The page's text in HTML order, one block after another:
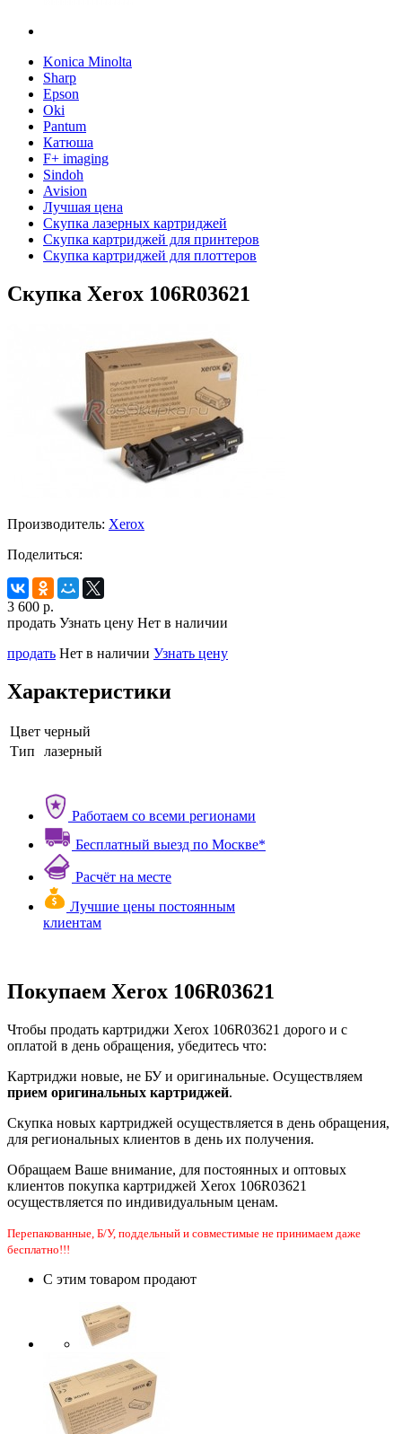
Konica Minolta
Sharp
Epson
Oki
Pantum
Катюша
F+ imaging
Sindoh
Avision
Лучшая цена
Скупка лазерных картриджей
Скупка картриджей для принтеров
Скупка картриджей для плоттеров
Скупка Xerox 106R03621
Производитель: Xerox
Поделиться:
3 600 р.
продать Узнать цену Нет в наличии
продать Нет в наличии Узнать цену
Характеристики
Цвет черный
Тип
лазерный
Работаем со всеми регионами
Бесплатный выезд по Москве*
Расчёт на месте
Лучшие цены постоянным
клиентам
Покупаем Xerox 106R03621
Чтобы продать картриджи Xerox 106R03621 дорого и с
оплатой в день обращения, убедитесь что:
Картриджи новые, не БУ и оригинальные. Осуществляем
прием оригинальных картриджей.
Скупка новых картриджей осуществляется в день обращения,
для региональных клиентов в день их получения.
Обращаем Ваше внимание, для постоянных и оптовых
клиентов покупка картриджей Xerox 106R03621
осуществляется по индивидуальным ценам.
Перепакованные, Б/У, поддельный и совместимые не принимаем даже
бесплатно!!!
С этим товаром продают